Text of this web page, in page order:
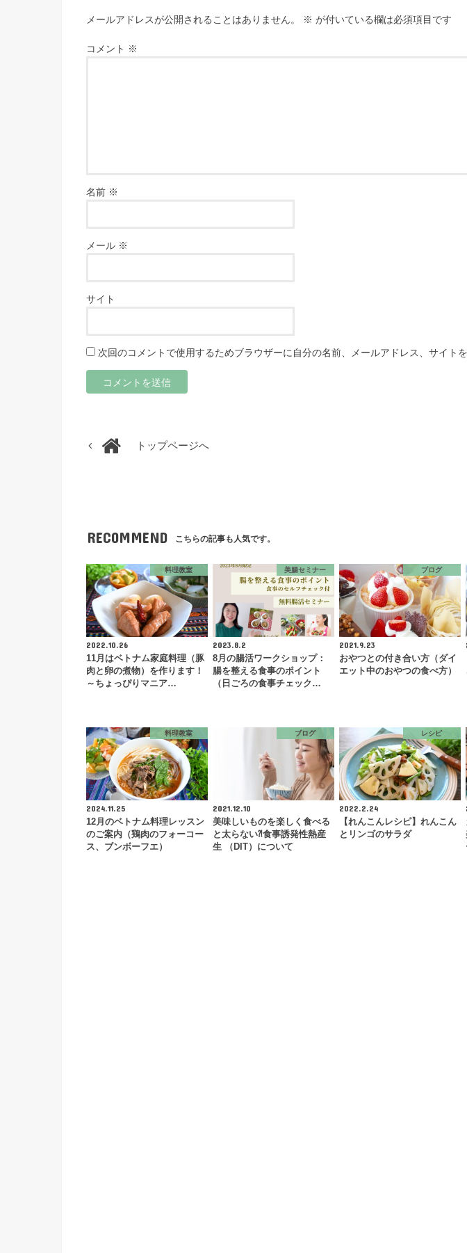
メールアドレスが公開されることはありません。 ※ が付いている欄は必須項目です
コメント ※
名前 ※
メール ※
サイト
次回のコメントで使用するためブラウザーに自分の名前、メールアドレス、サイトを
トップページへ
RECOMMEND こちらの記事も人気です。
料理教室
2022.10.26
11月はベトナム家庭料理（豚
肉と卵の煮物）を作ります！
～ちょっぴりマニア…
美腸セミナー
2023.8.2
8月の腸活ワークショップ：
腸を整える食事のポイント
（日ごろの食事チェック…
ブログ
2021.9.23
おやつとの付き合い方（ダイ
エット中のおやつの食べ方）
料理教室
2024.11.25
12月のベトナム料理レッスン
のご案内（鶏肉のフォーコー
ス、ブンボーフエ）
ブログ
2021.12.10
美味しいものを楽しく食べる
と太らない⁈食事誘発性熱産
生 （DIT）について
レシピ
2022.2.24
【れんこんレシピ】れんこん
とリンゴのサラダ